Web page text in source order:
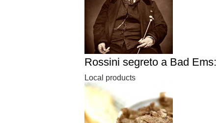
Rossini segreto a Bad
Local products